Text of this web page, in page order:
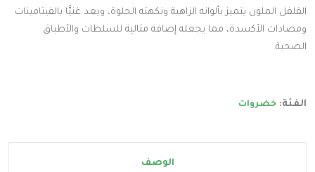
الفلفل الملون يتميز بألوانه الزاهية ونكهته الحلوة، ويعد غنيًّا بالفيتامينات
ومضادات الأكسدة، مما يجعله إضافة مثالية للسلطات والأطباق
الصحية.
الفئة: خضروات
الوصف